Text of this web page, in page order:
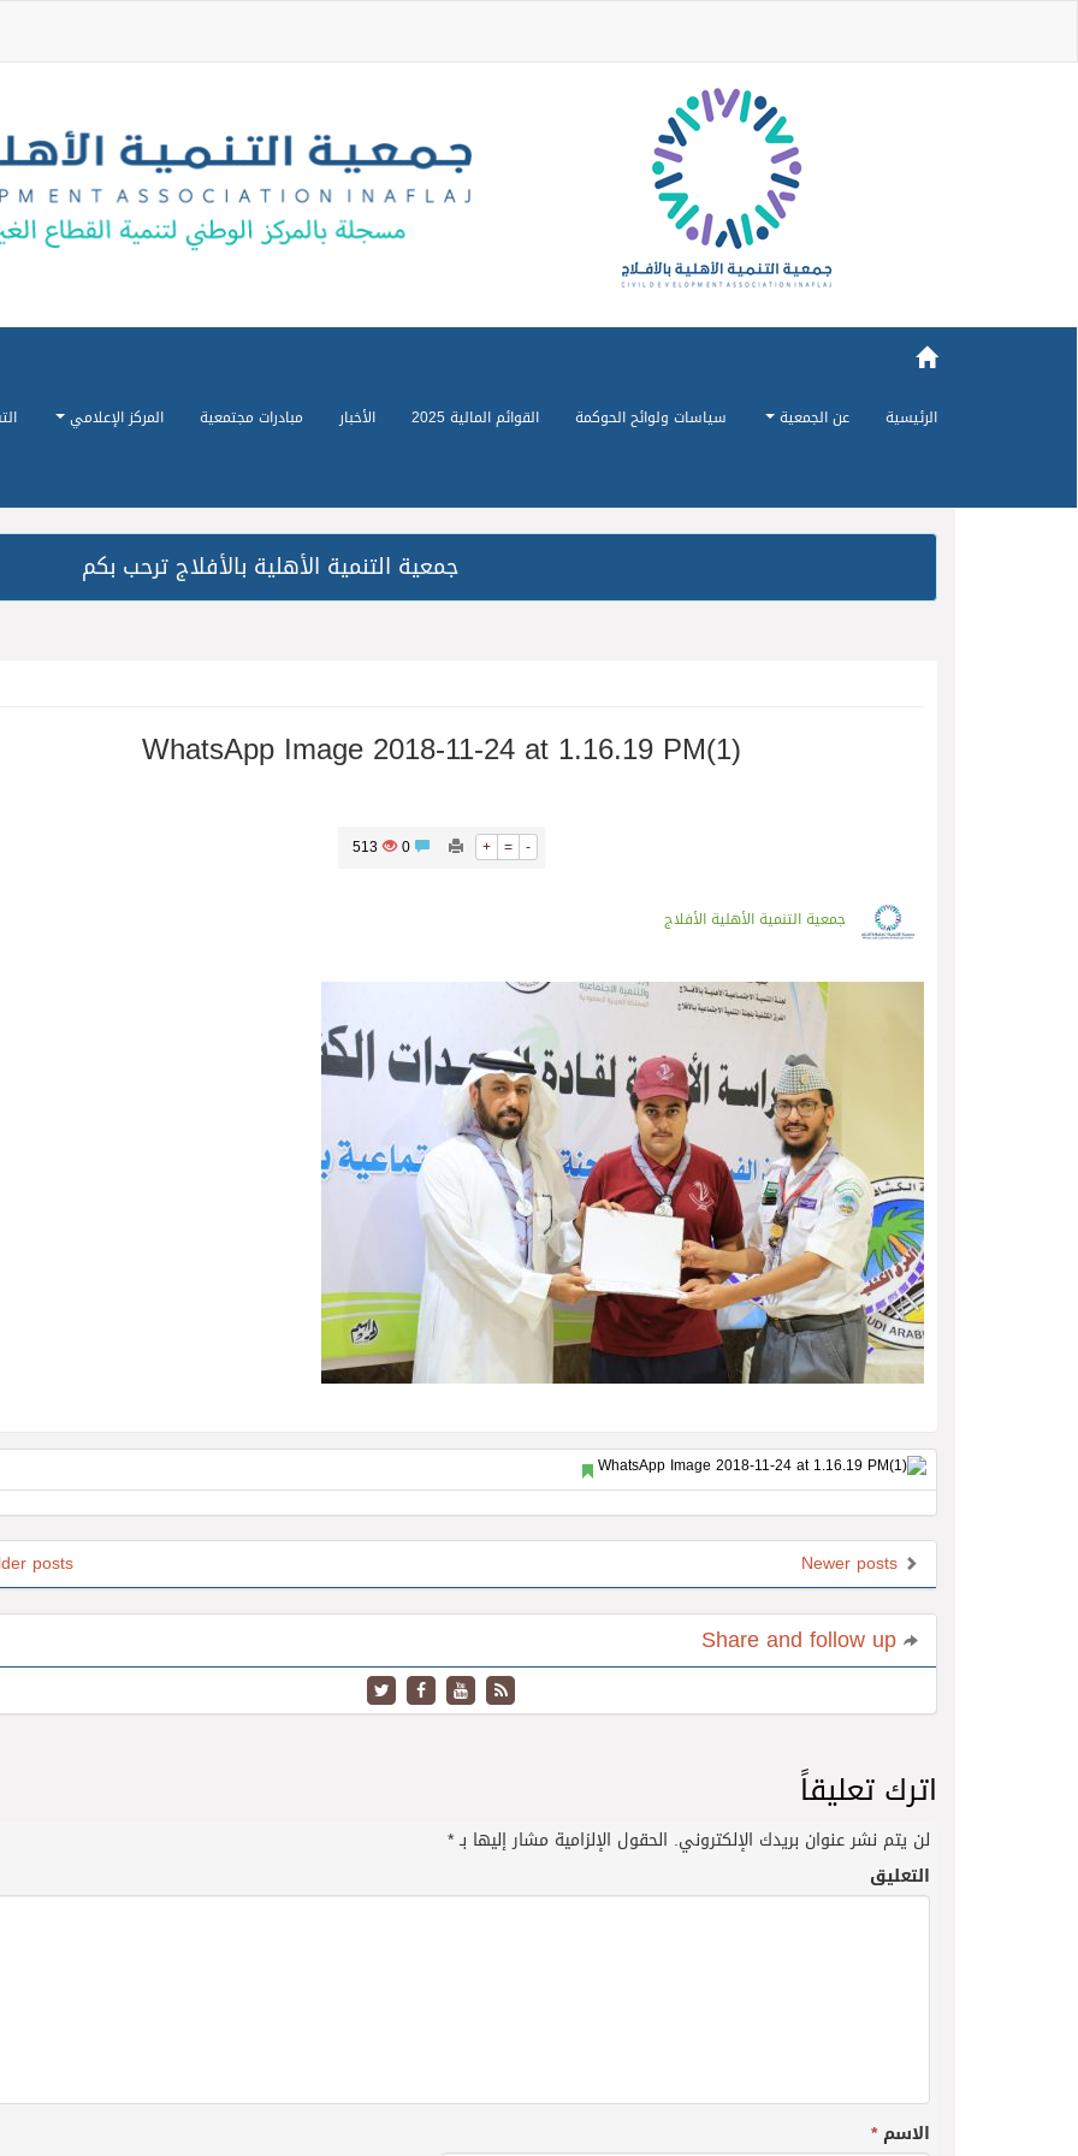
الرئيسية عن الجمعية سياسات ولوائح الحوكمة القوائم المالية 2025 الأخبار مبادرات مجتمعية المركز الإعلامي
جمعية التنمية الأهلية بالأفلاج ترحب بكم
WhatsApp Image 2018-11-24 at 1.16.19 PM(1)
+ = -
0
513
جمعية التنمية الأهلية الأفلاج
posts
اترك تعليقاً
لن يتم نشر عنوان بريدك الإلكتروني. الحقول الإلزامية مشار إليها بـ*
التعليق
الاسم*